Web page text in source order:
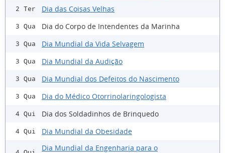
2 Ter Dia das Coisas Velhas
3 Qua Dia do Corpo de Intendentes da Marinha
3 Qua Dia Mundial da Vida Selvagem
3 Qua Dia Mundial da Audição
3 Qua Dia Mundial dos Defeitos do Nascimento
3 Qua Dia do Médico Otorrinolaringologista
4 Qui Dia dos Soldadinhos de Brinquedo
4 Qui Dia Mundial da Obesidade
Dia Mundial da Engenharia para o